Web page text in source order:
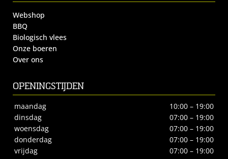
Webshop
BBQ
Biologisch vlees
Onze boeren
Over ons
OPENINGSTIJDEN
maandag
10:00 – 19:00
dinsdag
07:00 – 19:00
woensdag
07:00 – 19:00
donderdag
07:00 – 19:00
vrijdag
07:00 – 19:00